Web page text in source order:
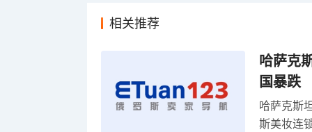
相关推荐
哈萨克
国暴跌
哈萨克斯
斯美妆连